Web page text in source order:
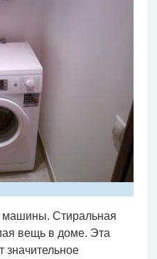
машины. Стиральная
вещь в доме. Эта
значительное